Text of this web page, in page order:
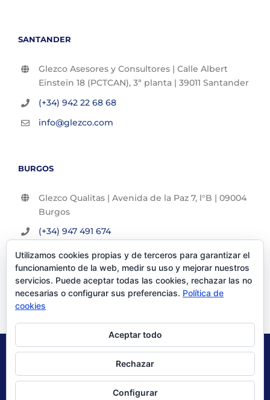
SANTANDER
Glezco Asesores y Consultores | Calle Albert
Einstein 18 (PCTCAN), 3ª planta | 39011 Santander
(+34) 942 22 68 68
info@glezco.com
BURGOS
Glezco Qualitas | Avenida de la Paz 7, l°B | 09004
Burgos
(+34) 947 491 674
info@glezco.com
© Glezco Asesores y Consultores 2019 | Todos los derechos
Politica de Privacidad
Utilizamos cookies propias y de terceros para garantizar el
funcionamiento de la web, medir su uso y mejorar nuestros
servicios. Puede aceptar todas las cookies, rechazar las no
necesarias o configurar sus preferencias. Política de
cookies
Aceptar todo
Rechazar
Configurar